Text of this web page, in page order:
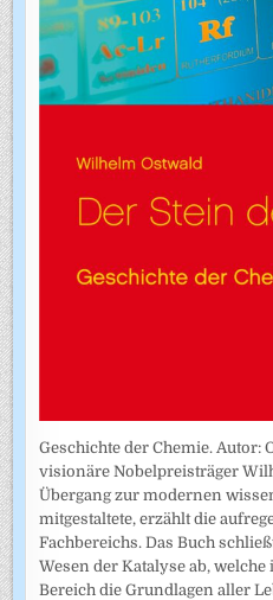
Geschichte der Chemie. Autor:
visionäre Nobelpreisträger
Übergang zur modernen
mitgestaltete, erzählt die
Fachbereichs. Das Buch
Wesen der Katalyse ab,
Bereich die Grundlagen aller